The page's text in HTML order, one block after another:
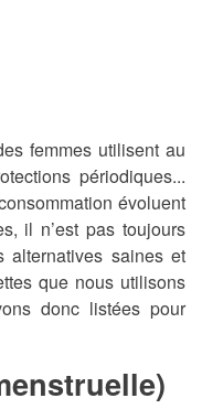
femmes utilisent au
périodiques...
évoluent
il n’est pas toujours
saines et
que nous utilisons
donc listées pour